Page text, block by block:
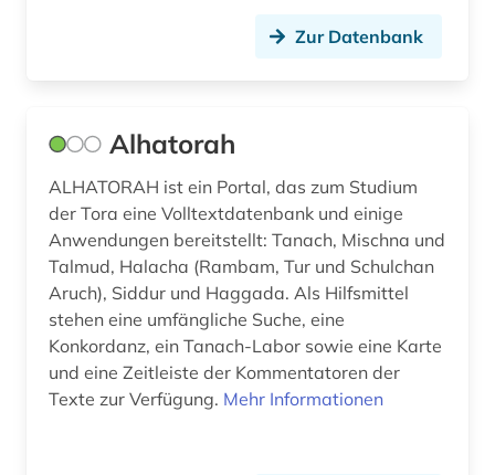
vergleichende literaturwissenschaft (1)
fachsprache (1)
fachterminologie (1)
fachzeitschrift (1)
faksimile (1)
familienname (4)
fashion (1)
faust (1)
Zur Datenbank
Alhatorah
ALHATORAH ist ein Portal, das zum Studium
der Tora eine Volltextdatenbank und einige
Anwendungen bereitstellt: Tanach, Mischna und
Talmud, Halacha (Rambam, Tur und Schulchan
Aruch), Siddur und Haggada. Als Hilfsmittel
stehen eine umfängliche Suche, eine
Konkordanz, ein Tanach-Labor sowie eine Karte
und eine Zeitleiste der Kommentatoren der
Texte zur Verfügung. Mehr Informationen